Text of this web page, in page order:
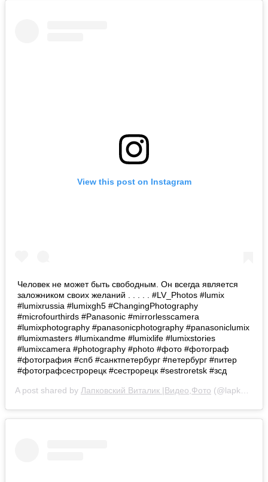
View this post on Instagram
Человек не может быть свободным. Он всегда является
заложником своих желаний . . . . . #LV_Photos #lumix
#lumixrussia #lumixgh5 #ChangingPhotography
#microfourthirds #Panasonic #mirrorlesscamera
#lumixphotography #panasonicphotography #panasoniclumix
#lumixmasters #lumixandme #lumixlife #lumixstories
#lumixcamera #photography #photo #фото #фотограф
#фотография #спб #санктпетербург #петербург #питер
#фотографсестрорецк #сестрорецк #sestroretsk #зсд
A post shared by Лапковский Виталик |Видео,Фото (@lapkovskiy_vitalik) on